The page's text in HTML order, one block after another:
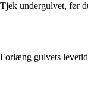
Tjek undergulvet, før
Forlæng gulvets